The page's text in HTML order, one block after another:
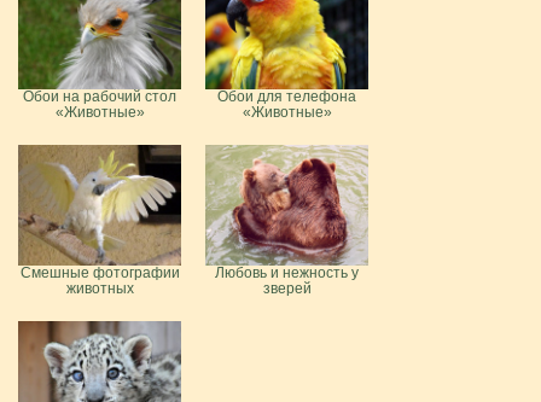
Обои на рабочий стол
«Животные»
Обои для телефона
«Животные»
Смешные фотографии
животных
Любовь и нежность у
зверей